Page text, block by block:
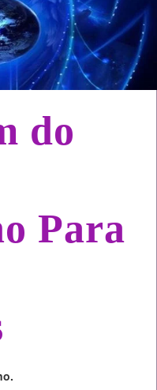
do
Para